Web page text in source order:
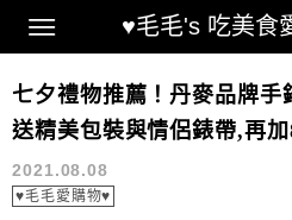
♥毛毛's 吃美食
Main Menu
丹麥設計師 Jakob Wagner
七夕禮物推薦！丹麥品牌
送精美包裝與情侶錶帶,再
2021.08.08
♥毛毛愛購物♥